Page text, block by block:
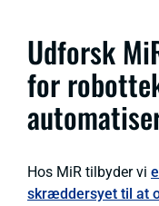
Udforsk
for
Hos MiR tilbyder vi
skræddersyet til at